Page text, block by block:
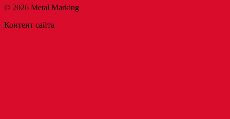
© 2026 Metal Marking
Контент сайта